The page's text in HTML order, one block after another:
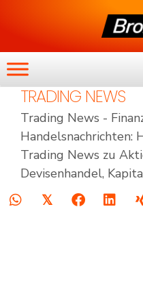
TRADING NEWS
Trading News -
Handelsnachrichten:
Trading News zu
Devisenhandel,
𝕏